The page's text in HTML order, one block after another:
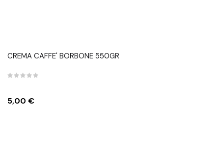
CREMA CAFFE' BORBONE 550GR
Prezzo
5,00 €